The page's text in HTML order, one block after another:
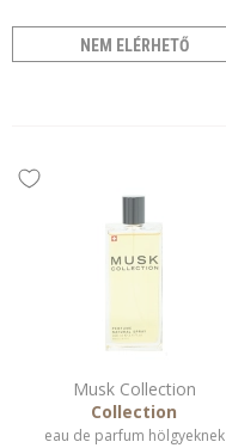
NEM ELÉRHETŐ
Musk Collection
Collection
eau de parfum hölgyeknek